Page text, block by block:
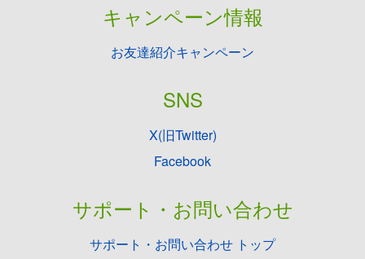
キャンペーン情報
お友達紹介キャンペーン
SNS
X(旧Twitter)
Facebook
サポート・お問い合わせ
サポート・お問い合わせ トップ